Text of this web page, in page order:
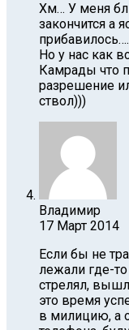
Хм… У меня
закончится а
Но у нас как
Камрады что
разрешение
ствол)))
Владимир
17 Март 2014
Если бы не
лежали где-
стрелял,
это время
в милицию, а